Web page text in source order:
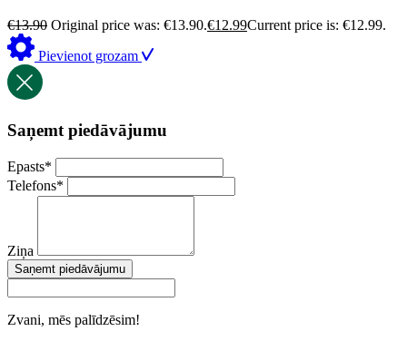
€13.90 Original price was: €13.90.€12.99Current price is: €12.99.
Pievienot grozam
Saņemt piedāvājumu
Epasts*
Telefons*
Ziņa
Saņemt piedāvājumu
Zvani, mēs palīdzēsim!